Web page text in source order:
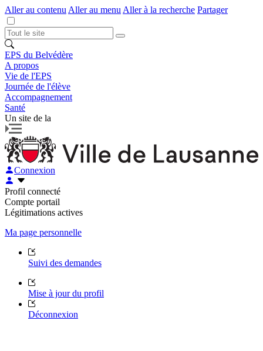
Aller au contenu Aller au menu Aller à la recherche Partager
EPS du Belvédère
A propos
Vie de l'EPS
Journée de l'élève
Accompagnement
Santé
Un site de la
Connexion
Profil connecté
Compte portail
Légitimations actives
Ma page personnelle
Suivi des demandes
Mise à jour du profil
Déconnexion